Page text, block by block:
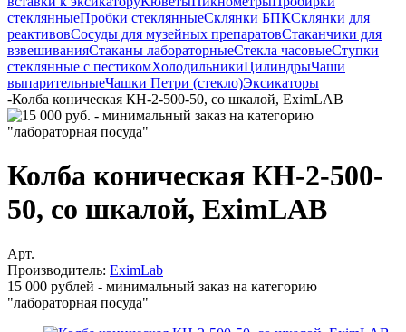
стеклянныеПробки стеклянныеСклянки БПКСклянки для
реактивовСосуды для музейных препаратовСтаканчики для
взвешиванияСтаканы лабораторныеСтекла часовыеСтупки
стеклянные с пестикомХолодильникиЦилиндрыЧаши
выпарительныеЧашки Петри (стекло)Эксикаторы
-Колба коническая КН-2-500-50, со шкалой, EximLAB
Колба коническая КН-2-500-
50, со шкалой, EximLAB
Арт.
Производитель: EximLab
15 000 рублей - минимальный заказ на категорию
"лабораторная посуда"